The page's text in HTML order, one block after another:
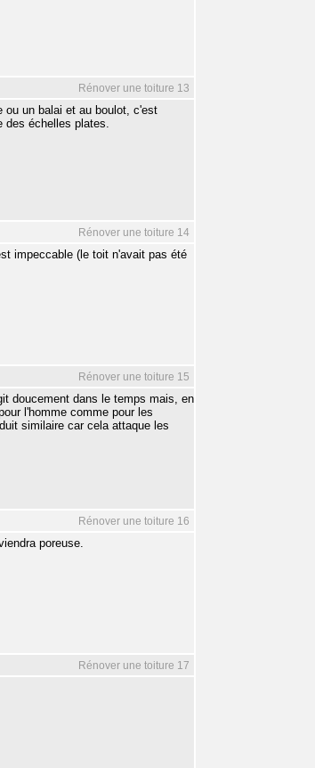
Rénover une toiture 13
ou un balai et au boulot, c'est
des échelles plates.
Rénover une toiture 14
impeccable (le toit n'avait pas été
Rénover une toiture 15
doucement dans le temps mais, en
l'homme comme pour les
similaire car cela attaque les
Rénover une toiture 16
poreuse.
Rénover une toiture 17